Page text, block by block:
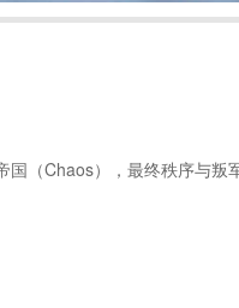
（Chaos），最终秩序与叛